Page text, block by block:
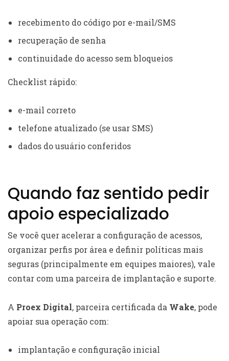
recebimento do código por e-mail/SMS
recuperação de senha
continuidade do acesso sem bloqueios
Checklist rápido:
e-mail correto
telefone atualizado (se usar SMS)
dados do usuário conferidos
Quando faz sentido pedir
apoio especializado
Se você quer acelerar a configuração de acessos,
organizar perfis por área e definir políticas mais
seguras (principalmente em equipes maiores), vale
contar com uma parceira de implantação e suporte.
A Proex Digital, parceira certificada da Wake, pode
apoiar sua operação com:
implantação e configuração inicial